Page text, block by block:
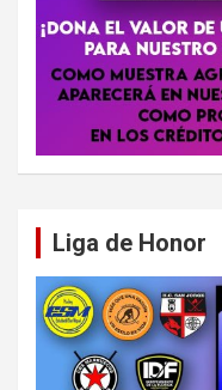
Liga de Honor